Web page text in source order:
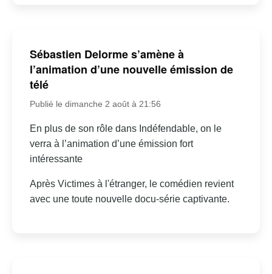
Sébastien Delorme s’amène à
l’animation d’une nouvelle émission de
télé
Publié le dimanche 2 août à 21:56
En plus de son rôle dans Indéfendable, on le
verra à l’animation d’une émission fort
intéressante
Après Victimes à l'étranger, le comédien revient
avec une toute nouvelle docu-série captivante.